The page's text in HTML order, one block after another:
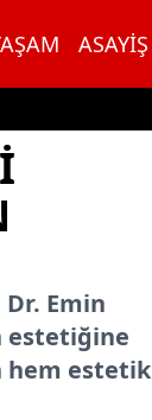
ASAYIŞ
Emin
estetiğine
hem estetik